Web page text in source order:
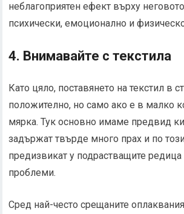
неблагоприятен ефект върху
психически, емоционално и
4. Внимавайте с текстила
Като цяло, поставянето на текстил в
положително, но само ако е в малко
мярка. Тук основно имаме предвид
задържат твърде много прах и по
предизвикат у подрастващите
проблеми.
Сред най-често срещаните